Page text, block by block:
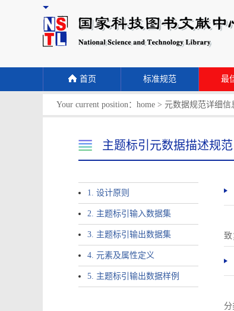
首页 标准规范 最
Your current position： home > 元数据规范详细信
主题标引元数据描述规范
1. 设计原则
2. 主题标引输入数据集
3. 主题标引输出数据集
4. 元素及属性定义
5. 主题标引输出数据样例
分